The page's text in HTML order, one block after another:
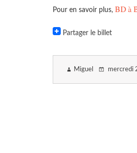
Pour en savoir plus, BD à
Partager le billet
Miguel mercredi